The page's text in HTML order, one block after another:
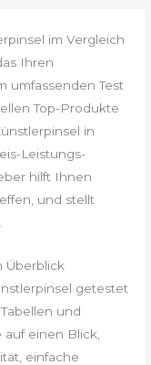
im Vergleich
Ihren
umfassenden Test
Top-Produkte
in
Leistungs-
hilft Ihnen
und stellt
Überblick
getestet
und
einen Blick,
einfache